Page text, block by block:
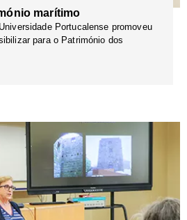
marítimo
Portucalense promoveu
para o Património dos